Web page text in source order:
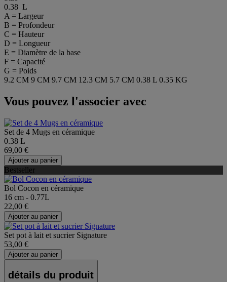
0.38 L
A = Largeur
B = Profondeur
C = Hauteur
D = Longueur
E = Diamètre de la base
F = Capacité
G = Poids
9.2 CM 9 CM 9.7 CM 12.3 CM 5.7 CM 0.38 L 0.35 KG
Vous pouvez l'associer avec
Set de 4 Mugs en céramique
0.38 L
69,00 €
Ajouter au panier
Bestseller
Bol Cocon en céramique
16 cm - 0.77L
22,00 €
Ajouter au panier
Set pot à lait et sucrier Signature
53,00 €
Ajouter au panier
détails du produit